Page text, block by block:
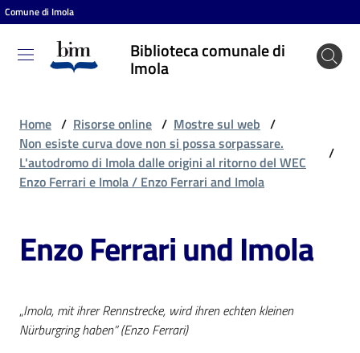
Vai al contenuto
Vai alla navigazione
Vai al footer
Comune di Imola
Biblioteca comunale di
Imola
Biblioteca
comunale
Entra
Cosa
puoi
Home / Risorse online / Mostre sul web /
Non esiste curva dove non si possa sorpassare.
L'autodromo di Imola dalle origini al ritorno del WEC
/
Enzo Ferrari e Imola / Enzo Ferrari and Imola
Enzo Ferrari und Imola
„Imola, mit ihrer Rennstrecke, wird ihren echten kleinen
Nürburgring haben” (Enzo Ferrari)